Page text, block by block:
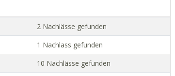
2 Nachlässe gefunden
1 Nachlass gefunden
10 Nachlässe gefunden